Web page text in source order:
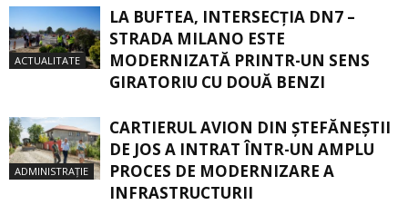
ACTUALITATE
LA BUFTEA, INTERSECŢIA DN7 –
STRADA MILANO ESTE
MODERNIZATĂ PRINTR-UN SENS
GIRATORIU CU DOUĂ BENZI
ADMINISTRAȚIE
CARTIERUL AVION DIN ŞTEFĂNEŞTII
DE JOS A INTRAT ÎNTR-UN AMPLU
PROCES DE MODERNIZARE A
INFRASTRUCTURII